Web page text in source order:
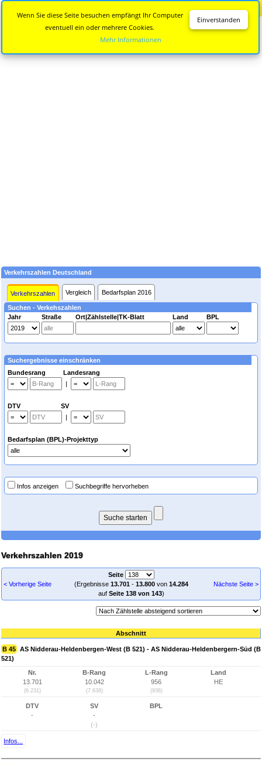
Verkehrszahlen Deutschland
Verkehrszahlen Vergleich Bedarfsplan 2016
Suchen - Verkehszahlen
Jahr
Straße Ort|Zählstelle|TK-Blatt Land BPL
Suchergebnisse einschränken
Bundesrang Landesrang
|
DTV SV
|
Bedarfsplan (BPL)-Projekttyp
Infos anzeigen Suchbegriffe hervorheben
Verkehrszahlen 2019
< Vorherige Seite
Seite
(Ergebnisse 13.701- 13.800von 14.284
auf Seite 138 von 143)
Nächste Seite >
Abschnitt
B 45 AS Nidderau-Heldenbergen-West (B 521) - AS Nidderau-Heldenbergern-Süd (B
521)
Nr.
13.701
(6.231)
B-Rang
10.042
(7.638)
L-Rang
956
(936)
Land
HE
DTV
-
SV
-
(-)
BPL
Infos...
Einverstanden
Wenn Sie diese Seite besuchen empfängt Ihr Computer
eventuell ein oder mehrere Cookies.
Mehr Informationen